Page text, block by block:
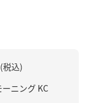
税込)
ニング KC